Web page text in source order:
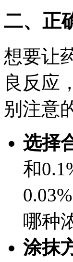
二、正
想要让
良反应
别注意
选择
和
哪种
涂抹